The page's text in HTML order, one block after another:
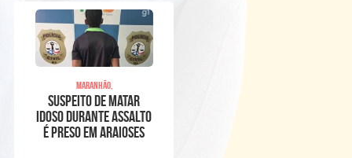
Maranhão,
Suspeito de matar
idoso durante assalto
é preso em Araioses